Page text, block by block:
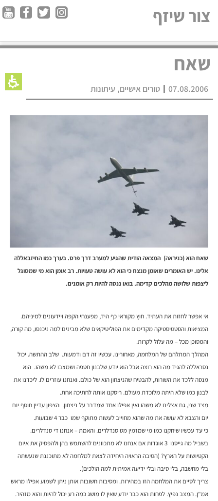
צור שיזף
שאח
07.08.2006 טורים אישיים, עיתונות
שאח הוא (כניראה) המצאה הודית שהגיע למערב דרך פרס. בערך כמו החיזבאללה
אלינו. יש האומרים שאומן מנצח כי הוא לא עושה טעויות. רב אומן הוא מי שמסוגל
ליצפות שלושה מהלכים קדימה. בואו ננסה להיות רק אומנים.
אי אפשר לחזות את העתיד. חוץ מקוראי כף היד, מפענחי הקפה ויידעונים למיניהם.
המציאות והסטטיסטיקה מקדימים את הפוליטיקאים שלא מבינים למה ניכנסו, מה קורה,
והמסוכן מכל – מה עלול לקרות.
המהלך המתלהם של המלחמה, מאחורינו. עכשיו זה דם ודמעות. שלב ההתשה. יכול
נסראללה להגיד מה הוא רוצה אבל הוא יודע שלבנון חטפה ושמצבו לא משהו. הוא
מנסה ללכד את השורות, להבטיח שהניצחון הוא של כולם. ואנחנו עוזרים לו. ליכדנו את
לבנון כמו שלא היתה מלוכדת מעולם. ריסקנו אותה לחתיכה אחת.
מצד שני, גם אצלינו לא משהו ואין אפילו אחד שמדבר על ניצחון. הצפון עדיין חוטף יום
יום והצבא לא עושה את מה שהוא מחוייב לעשות מתוקף שמו כבר 4 שבועות.
כי עד עכשיו שיחקנו כמו מי שמזמין מט סנדלרים. והאמת – אנחנו די סנדלרים.
בשביל מה גייסנו 3 אוגדות אם אנחנו לא מתכוונים להשתמש בהן ולהפסיק את איום
הקטיושות על הארץ? (הסיבה הראויה היחידה לצאת למלחמה לא מתוכננת שנעשתה
בלי מחשבה, בלי סיבה ובלי ידיעה אמיתית למה הולכים).
צריך לסיים את המלחמה הזו במהירות. ומסיבות חשובות אותן ניתן לשמוע אפילו מראש
אמ"ן. המצב נפיץ. לפחות הוא כבר יודע שאין לו מושג כמה רע יכול להיות והוא מזהיר.